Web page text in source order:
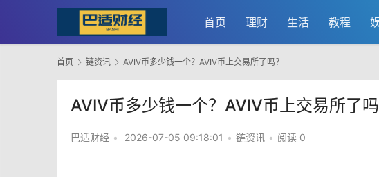
首页 理财 生活 教程
首页 链资讯 AVIV币多少钱一个？AVIV币上交易所了吗？
AVIV币多少钱一个？AVIV币上交易所了吗
巴适财经 • 2026-07-05 09:18:01 • 链资讯 • 阅读 0